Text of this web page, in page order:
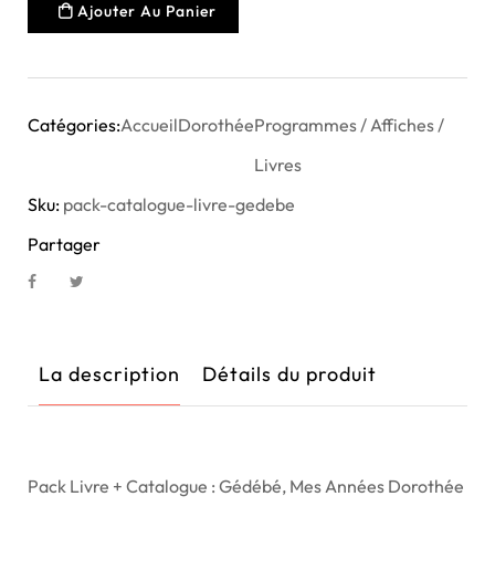
Ajouter Au Panier
Catégories:AccueilDorothéeProgrammes / Affiches /
Livres
Sku: pack-catalogue-livre-gedebe
Partager
La description Détails du produit
Pack Livre + Catalogue : Gédébé, Mes Années Dorothée